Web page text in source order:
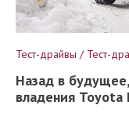
Тест-драйвы / Тест-
Назад в
владения Toyota